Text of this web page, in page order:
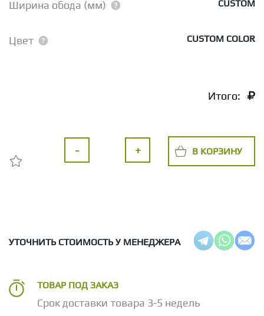
Ширина обода (мм) CUSTOM
Цвет CUSTOM COLOR
Итого:
- + В КОРЗИНУ
УТОЧНИТЬ СТОИМОСТЬ У МЕНЕДЖЕРА
ТОВАР ПОД ЗАКАЗ
Срок доставки товара 3-5 недель